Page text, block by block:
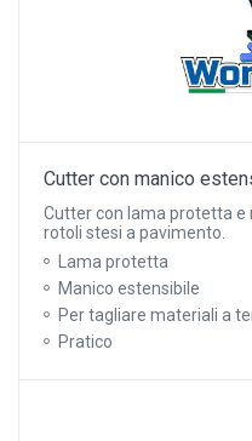
Cutter con manico
Cutter con lama protetta e
rotoli stesi a pavimento.
Lama protetta
Manico estensibile
Per tagliare materiali a
Pratico